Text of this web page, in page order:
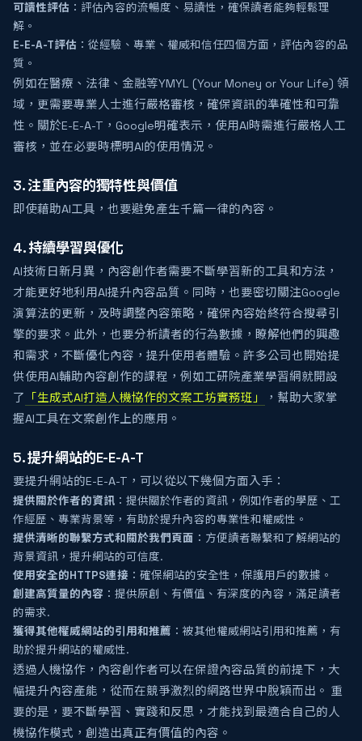
可讀性評估 ：評估內容的流暢度、易讀性，確保讀者能夠輕鬆理
解。
E-E-A-T評估 ：從經驗、專業、權威和信任四個方面，評估內容的品
質。
例如在醫療、法律、金融等YMYL (Your Money or Your Life) 領
域，更需要專業人士進行嚴格審核，確保資訊的準確性和可靠
性。關於E-E-A-T，Google明確表示，使用AI時需進行嚴格人工
審核，並在必要時標明AI的使用情況。
3. 注重內容的獨特性與價值
即使藉助AI工具，也要避免產生千篇一律的內容。
4. 持續學習與優化
AI技術日新月異，內容創作者需要不斷學習新的工具和方法，
才能更好地利用AI提升內容品質。同時，也要密切關注Google
演算法的更新，及時調整內容策略，確保內容始終符合搜尋引
擎的要求。此外，也要分析讀者的行為數據，瞭解他們的興趣
和需求，不斷優化內容，提升使用者體驗。許多公司也開始提
供使用AI輔助內容創作的課程，例如工研院產業學習網就開設
了
「生成式AI打造人機協作的文案工坊實務班」
，幫助大家掌
握AI工具在文案創作上的應用。
5. 提升網站的E-E-A-T
要提升網站的E-E-A-T，可以從以下幾個方面入手：
提供關於作者的資訊 ：提供關於作者的資訊，例如作者的學歷、工
作經歷、專業背景等，有助於提升內容的專業性和權威性。
提供清晰的聯繫方式和關於我們頁面 ：方便讀者聯繫和了解網站的
背景資訊，提升網站的可信度.
使用安全的HTTPS連接 ：確保網站的安全性，保護用戶的數據。
創建高質量的內容 ：提供原創、有價值、有深度的內容，滿足讀者
的需求.
獲得其他權威網站的引用和推薦 ：被其他權威網站引用和推薦，有
助於提升網站的權威性.
透過人機協作，內容創作者可以在保證內容品質的前提下，大
幅提升內容產能，從而在競爭激烈的網路世界中脫穎而出。 重
要的是，要不斷學習、實踐和反思，才能找到最適合自己的人
機協作模式，創造出真正有價值的內容。